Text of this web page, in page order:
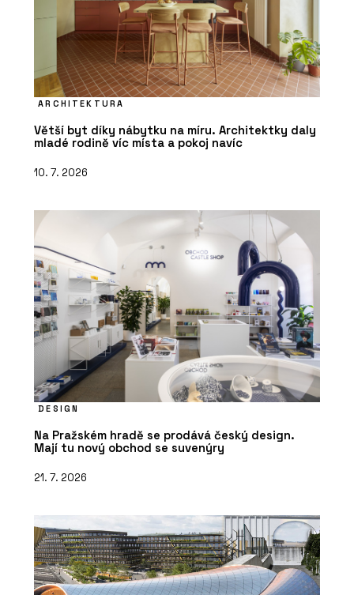
ARCHITEKTURA
Větší byt díky nábytku na míru. Architektky daly
mladé rodině víc místa a pokoj navíc
10. 7. 2026
DESIGN
Na Pražském hradě se prodává český design.
Mají tu nový obchod se suvenýry
21. 7. 2026